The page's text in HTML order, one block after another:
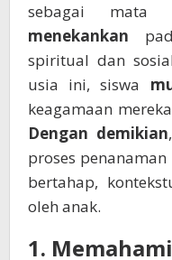
sebagai mata
menekankan
spiritual dan
usia ini, siswa
keagamaan
Dengan demikian
proses
bertahap,
oleh anak.
1.